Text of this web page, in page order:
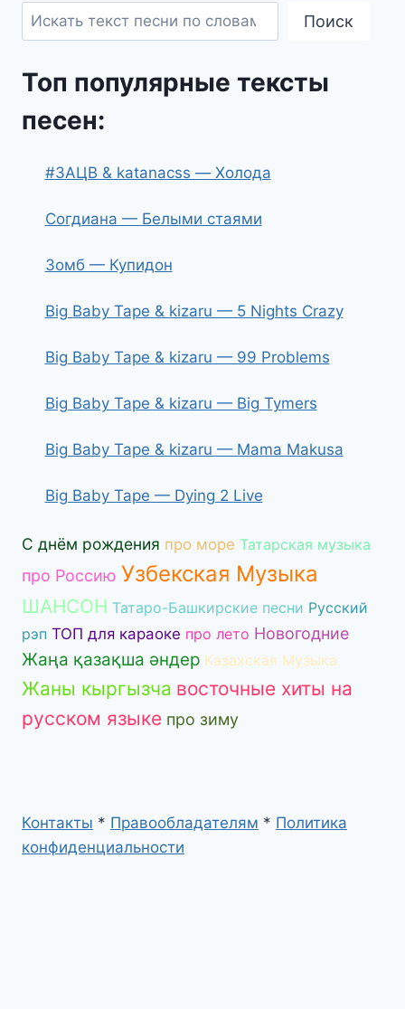
Поиск
Топ популярные тексты
песен:
#ЗАЦВ & katanacss — Холода
Согдиана — Белыми стаями
Зомб — Купидон
Big Baby Tape & kizaru — 5 Nights Crazy
Big Baby Tape & kizaru — 99 Problems
Big Baby Tape & kizaru — Big Tymers
Big Baby Tape & kizaru — Mama Makusa
Big Baby Tape — Dying 2 Live
С днём рождения про море Татарская музыка
про Россию Узбекская Музыка
ШАНСОН Татаро-Башкирские песни Русский
рэп ТОП для караоке про лето Новогодние
Жаңа қазақша әндер Казахская Музыка
Жаны кыргызча восточные хиты на
русском языке про зиму
Контакты * Правообладателям * Политика
конфиденциальности